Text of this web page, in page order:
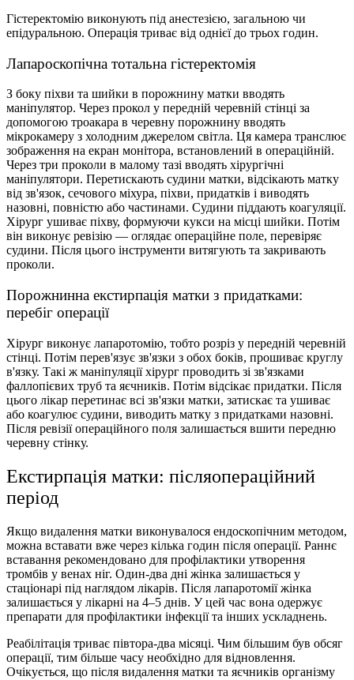
Гістеректомію виконують під анестезією, загальною чи
епідуральною. Операція триває від однієї до трьох годин.
Лапароскопічна тотальна гістеректомія
З боку піхви та шийки в порожнину матки вводять
маніпулятор. Через прокол у передній черевній стінці за
допомогою троакара в черевну порожнину вводять
мікрокамеру з холодним джерелом світла. Ця камера транслює
зображення на екран монітора, встановлений в операційній.
Через три проколи в малому тазі вводять хірургічні
маніпулятори. Перетискають судини матки, відсікають матку
від зв'язок, сечового міхура, піхви, придатків і виводять
назовні, повністю або частинами. Судини піддають коагуляції.
Хірург ушиває піхву, формуючи кукси на місці шийки. Потім
він виконує ревізію — оглядає операційне поле, перевіряє
судини. Після цього інструменти витягують та закривають
проколи.
Порожнинна екстирпація матки з придатками:
перебіг операції
Хірург виконує лапаротомію, тобто розріз у передній черевній
стінці. Потім перев'язує зв'язки з обох боків, прошиває круглу
в'язку. Такі ж маніпуляції хірург проводить зі зв'язками
фаллопієвих труб та яєчників. Потім відсікає придатки. Після
цього лікар перетинає всі зв'язки матки, затискає та ушиває
або коагулює судини, виводить матку з придатками назовні.
Після ревізії операційного поля залишається вшити передню
черевну стінку.
Екстирпація матки: післяопераційний
період
Якщо видалення матки виконувалося ендоскопічним методом,
можна вставати вже через кілька годин після операції. Раннє
вставання рекомендовано для профілактики утворення
тромбів у венах ніг. Один-два дні жінка залишається у
стаціонарі під наглядом лікарів. Після лапаротомії жінка
залишається у лікарні на 4–5 днів. У цей час вона одержує
препарати для профілактики інфекції та інших ускладнень.
Реабілітація триває півтора-два місяці. Чим більшим був обсяг
операції, тим більше часу необхідно для відновлення.
Очікується, що після видалення матки та яєчників організму